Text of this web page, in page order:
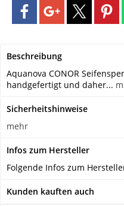
Beschreibung
Aquanova CONOR
handgefertigt und daher...
Sicherheitshinweise
mehr
Infos zum Hersteller
Folgende Infos zum
Kunden kauften auch